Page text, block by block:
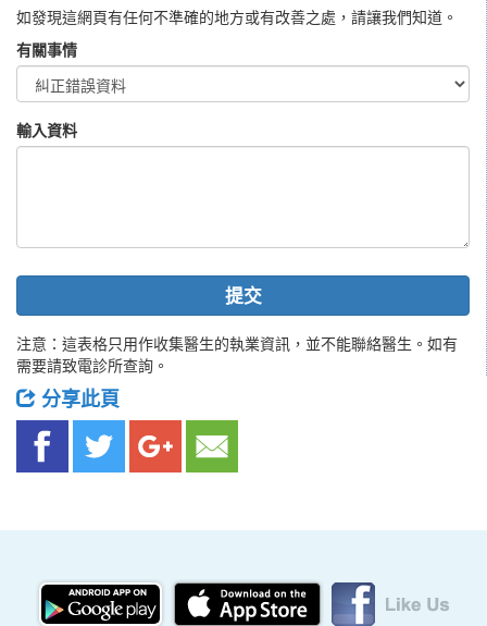
如發現這網頁有任何不準確的地方或有改善之處，請讓我們知道。
有關事情
輸入資料
提交
注意：這表格只用作收集醫生的執業資訊，並不能聯絡醫生。如有
需要請致電診所查詢。
分享此頁